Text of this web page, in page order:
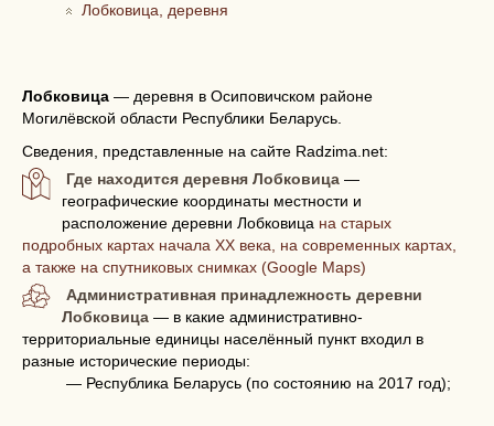
Лобковица, деревня
Лобковица — деревня в Осиповичском районе
Могилёвской области Республики Беларусь.
Сведения, представленные на сайте Radzima.net:
Где находится деревня Лобковица —
географические координаты местности и
расположение деревни Лобковица на старых
подробных картах начала XX века, на современных картах,
а также на спутниковых снимках (Google Maps)
Административная принадлежность деревни
Лобковица — в какие административно-
территориальные единицы населённый пункт входил в
разные исторические периоды:
— Республика Беларусь (по состоянию на 2017 год);